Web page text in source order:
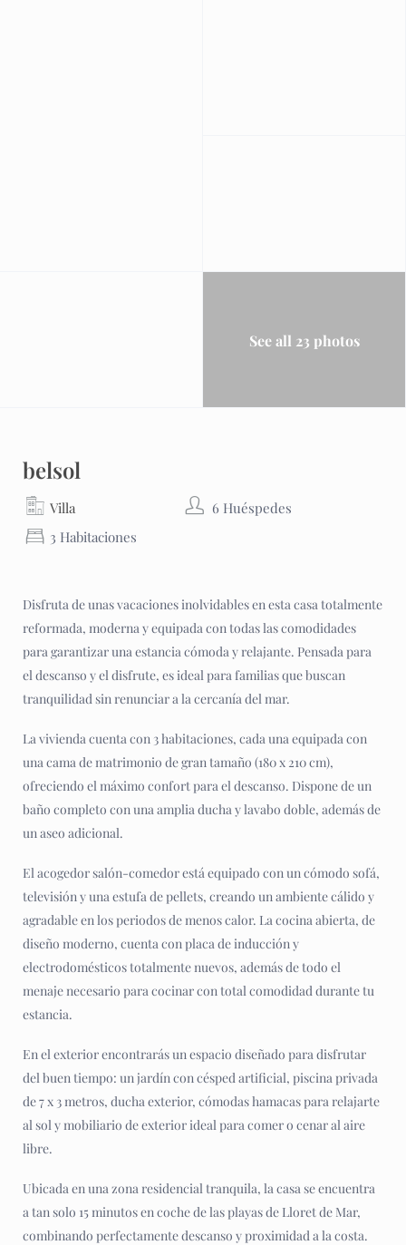
See all 23 photos
belsol
Villa
6 Huéspedes
3 Habitaciones
Disfruta de unas vacaciones inolvidables en esta casa totalmente
reformada, moderna y equipada con todas las comodidades
para garantizar una estancia cómoda y relajante. Pensada para
el descanso y el disfrute, es ideal para familias que buscan
tranquilidad sin renunciar a la cercanía del mar.
La vivienda cuenta con 3 habitaciones, cada una equipada con
una cama de matrimonio de gran tamaño (180 x 210 cm),
ofreciendo el máximo confort para el descanso. Dispone de un
baño completo con una amplia ducha y lavabo doble, además de
un aseo adicional.
El acogedor salón-comedor está equipado con un cómodo sofá,
televisión y una estufa de pellets, creando un ambiente cálido y
agradable en los periodos de menos calor. La cocina abierta, de
diseño moderno, cuenta con placa de inducción y
electrodomésticos totalmente nuevos, además de todo el
menaje necesario para cocinar con total comodidad durante tu
estancia.
En el exterior encontrarás un espacio diseñado para disfrutar
del buen tiempo: un jardín con césped artificial, piscina privada
de 7 x 3 metros, ducha exterior, cómodas hamacas para relajarte
al sol y mobiliario de exterior ideal para comer o cenar al aire
libre.
Ubicada en una zona residencial tranquila, la casa se encuentra
a tan solo 15 minutos en coche de las playas de Lloret de Mar,
combinando perfectamente descanso y proximidad a la costa.